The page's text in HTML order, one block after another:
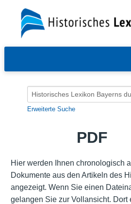
Erweiterte Suche
PDF
Hier werden Ihnen chronologisch
Dokumente aus den Artikeln des
angezeigt. Wenn Sie einen
gelangen Sie zur Vollansicht. Dort